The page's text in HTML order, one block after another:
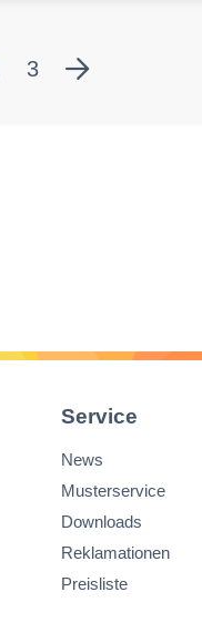
3
Service
News
Musterservice
Downloads
Reklamationen
Preisliste